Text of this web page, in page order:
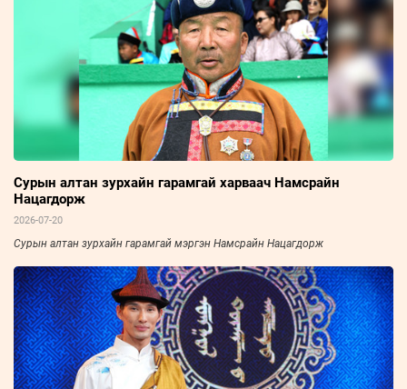
Сурын алтан зурхайн гарамгай харваач Намсрайн
Нацагдорж
2026-07-20
Сурын алтан зурхайн гарамгай мэргэн Намсрайн Нацагдорж